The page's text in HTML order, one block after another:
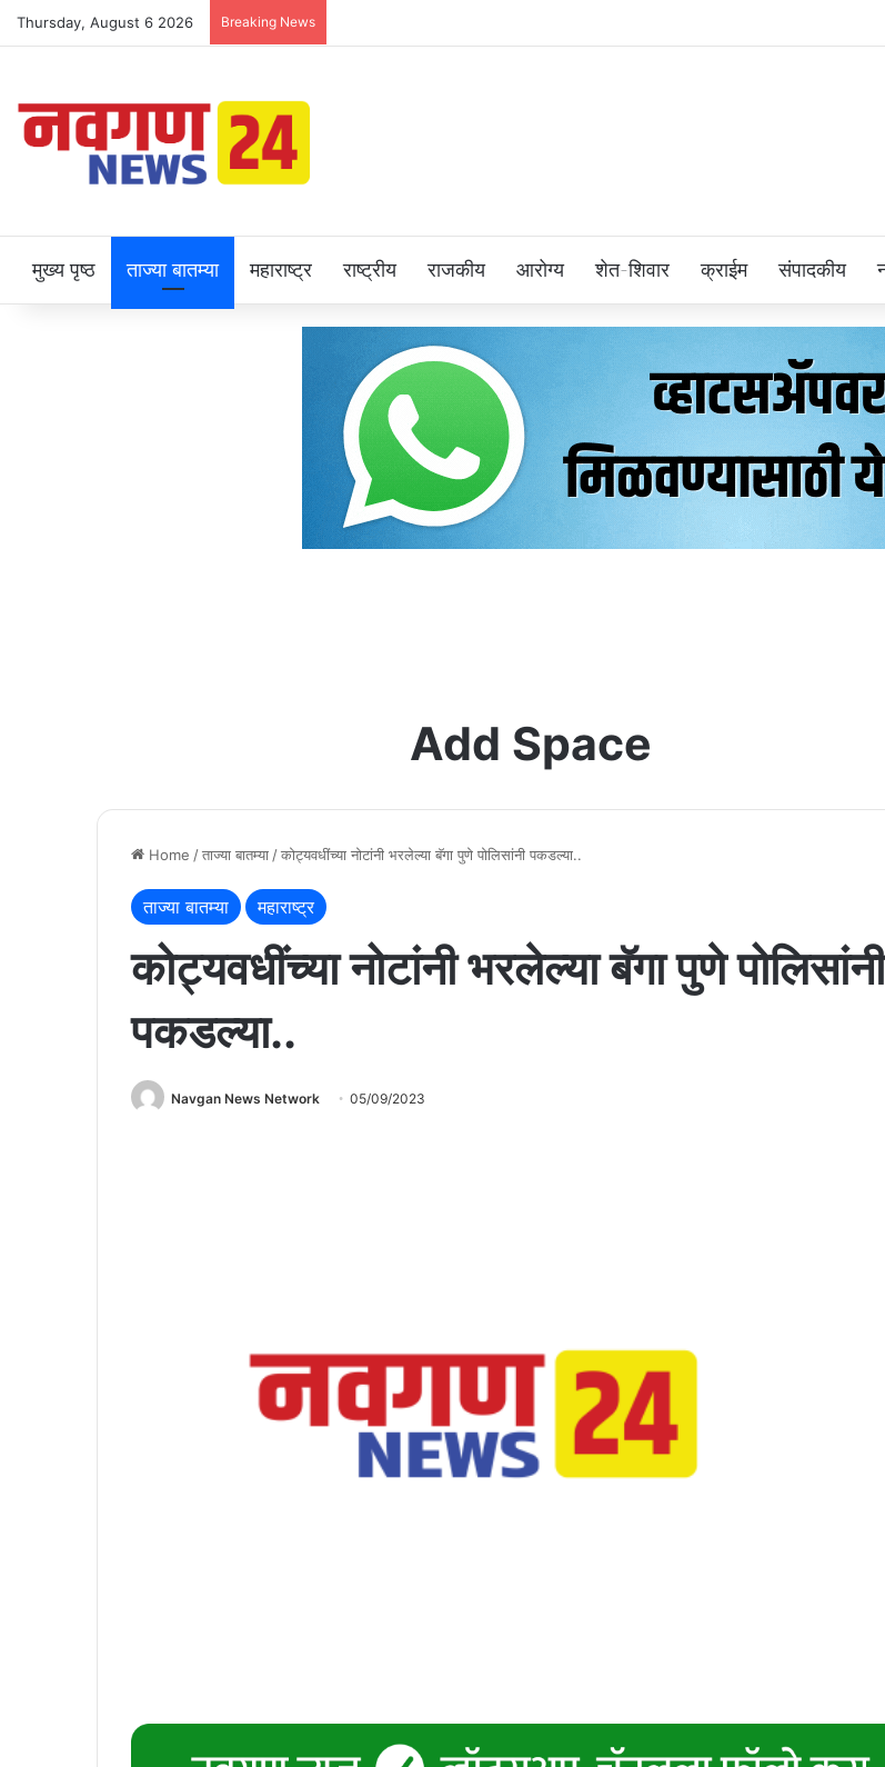
Thursday, August 6 2026 Breaking News
मुख्य पृष्ठ ताज्या बातम्या महाराष्ट्र राष्ट्रीय राजकीय आरोग्य शेत-शिवार क्राईम संपादकीय
Add Space
Home /ताज्या बातम्या /कोट्यवधींच्या नोटांनी भरलेल्या बॅगा पुणे पोलिसांनी पकडल्या..
ताज्या बातम्या महाराष्ट्र
कोट्यवधींच्या नोटांनी भरलेल्या बॅगा पुणे पोलिसांनी
पकडल्या..
Navgan News Network 05/09/2023